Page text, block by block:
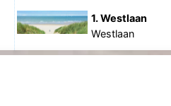
1. Westlaan
Westlaan